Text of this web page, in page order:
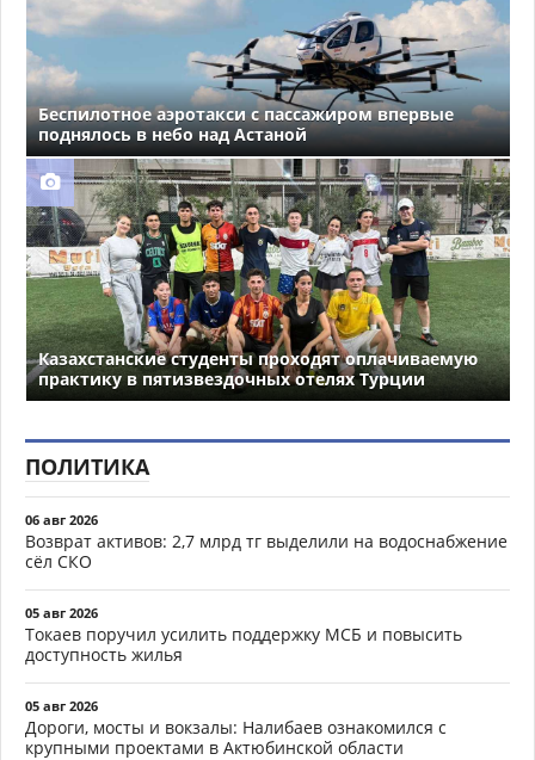
Беспилотное аэротакси с пассажиром впервые
поднялось в небо над Астаной
Казахстанские студенты проходят оплачиваемую
практику в пятизвездочных отелях Турции
ПОЛИТИКА
06 авг 2026
Возврат активов: 2,7 млрд тг выделили на водоснабжение
сёл СКО
05 авг 2026
Токаев поручил усилить поддержку МСБ и повысить
доступность жилья
05 авг 2026
Дороги, мосты и вокзалы: Налибаев ознакомился с
крупными проектами в Актюбинской области